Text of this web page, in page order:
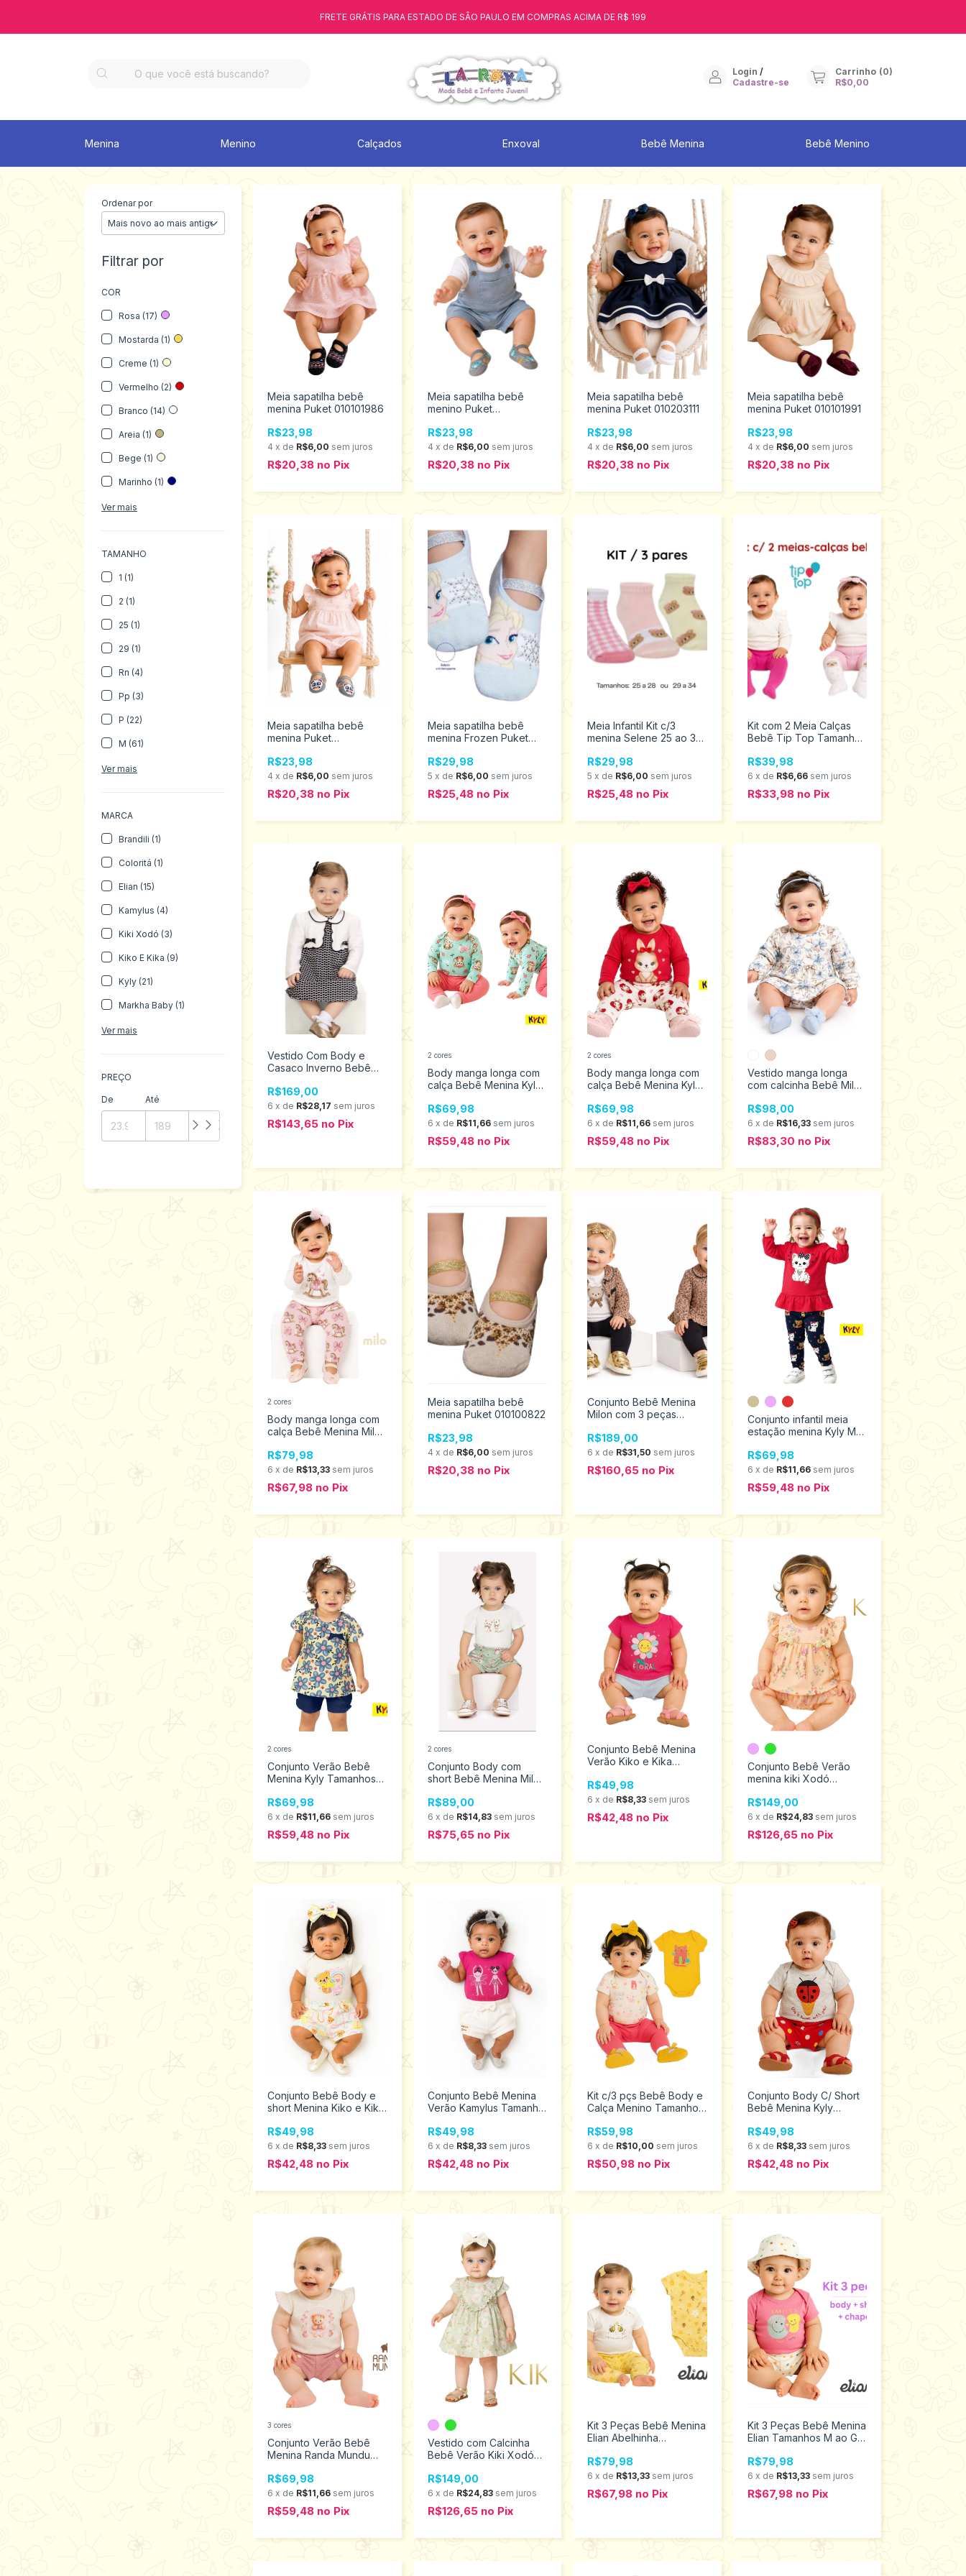
FRETE GRÁTIS PARA ESTADO DE SÃO PAULO EM COMPRAS ACIMA DE R$ 199
Login /
Cadastre-se
Carrinho (0)
R$0,00
Menina Menino Calçados Enxoval Bebê Menina Bebê Menino
Ordenar por
Filtrar por
COR
Rosa (17)
Mostarda (1)
Creme (1)
Vermelho (2)
Branco (14)
Areia (1)
Bege (1)
Marinho (1)
Ver mais
TAMANHO
1 (1)
2 (1)
25 (1)
29 (1)
Rn (4)
Pp (3)
P (22)
M (61)
Ver mais
MARCA
Brandili (1)
Coloritá (1)
Elian (15)
Kamylus (4)
Kiki Xodó (3)
Kiko E Kika (9)
Kyly (21)
Markha Baby (1)
Ver mais
PREÇO
De Até
Meia sapatilha bebê
menina Puket 010101986
R$23,98
4 x de R$6,00 sem juros
R$20,38 no Pix
Meia sapatilha bebê
menino Puket
R$23,98
4 x de R$6,00 sem juros
R$20,38 no Pix
Meia sapatilha bebê
menina Puket 010203111
R$23,98
4 x de R$6,00 sem juros
R$20,38 no Pix
Meia sapatilha bebê
menina Puket 010101991
R$23,98
4 x de R$6,00 sem juros
R$20,38 no Pix
Meia sapatilha bebê
menina Puket
R$23,98
4 x de R$6,00 sem juros
R$20,38 no Pix
Meia sapatilha bebê
menina Frozen Puket
R$29,98
5 x de R$6,00 sem juros
R$25,48 no Pix
Meia Infantil Kit c/3
menina Selene 25 ao 34
R$29,98
5 x de R$6,00 sem juros
R$25,48 no Pix
Kit com 2 Meia Calças
Bebê Tip Top Tamanho
R$39,98
6 x de R$6,66 sem juros
R$33,98 no Pix
Vestido Com Body e
Casaco Inverno Bebê
R$169,00
6 x de R$28,17 sem juros
R$143,65 no Pix
Body manga longa com
calça Bebê Menina Kyly
R$69,98
6 x de R$11,66 sem juros
R$59,48 no Pix
2 cores
Body manga longa com
calça Bebê Menina Kyly
R$69,98
6 x de R$11,66 sem juros
R$59,48 no Pix
2 cores
Vestido manga longa
com calcinha Bebê Milon
R$98,00
6 x de R$16,33 sem juros
R$83,30 no Pix
Body manga longa com
calça Bebê Menina Milon
R$79,98
6 x de R$13,33 sem juros
R$67,98 no Pix
2 cores
Meia sapatilha bebê
menina Puket 010100822
R$23,98
4 x de R$6,00 sem juros
R$20,38 no Pix
Conjunto Bebê Menina
Milon com 3 peças
R$189,00
6 x de R$31,50 sem juros
R$160,65 no Pix
Conjunto infantil meia
estação menina Kyly M
R$69,98
6 x de R$11,66 sem juros
R$59,48 no Pix
Conjunto Verão Bebê
Menina Kyly Tamanhos
R$69,98
6 x de R$11,66 sem juros
R$59,48 no Pix
2 cores
Conjunto Body com
short Bebê Menina Milon
2001210
R$89,00
6 x de R$14,83 sem juros
R$75,65 no Pix
2 cores
Conjunto Bebê Menina
Verão Kiko e Kika
R$49,98
6 x de R$8,33 sem juros
R$42,48 no Pix
Conjunto Bebê Verão
menina kiki Xodó
1770003
R$149,00
6 x de R$24,83 sem juros
R$126,65 no Pix
Conjunto Bebê Body e
short Menina Kiko e Kika
R$49,98
6 x de R$8,33 sem juros
R$42,48 no Pix
Conjunto Bebê Menina
Verão Kamylus Tamanho
R$49,98
6 x de R$8,33 sem juros
R$42,48 no Pix
Kit c/3 pçs Bebê Body e
Calça Menino Tamanho
R$59,98
6 x de R$10,00 sem juros
R$50,98 no Pix
Conjunto Body C/ Short
Bebê Menina Kyly
R$49,98
6 x de R$8,33 sem juros
R$42,48 no Pix
Conjunto Verão Bebê
Menina Randa Mundu
R$69,98
6 x de R$11,66 sem juros
R$59,48 no Pix
3 cores
Vestido com Calcinha
Bebê Verão Kiki Xodó
1150018
R$149,00
6 x de R$24,83 sem juros
R$126,65 no Pix
Kit 3 Peças Bebê Menina
Elian Abelhinha
R$79,98
6 x de R$13,33 sem juros
R$67,98 no Pix
Kit 3 Peças Bebê Menina
Elian Tamanhos M ao GG
R$79,98
6 x de R$13,33 sem juros
R$67,98 no Pix